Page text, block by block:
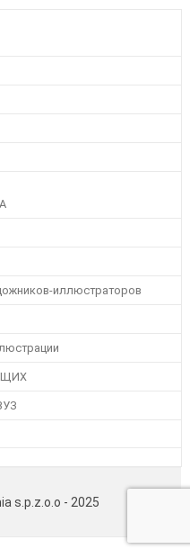
иллюстраторов
s.p.z.o.o - 2025